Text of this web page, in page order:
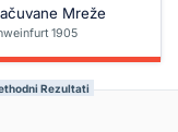
Mreže
1905
Rezultati